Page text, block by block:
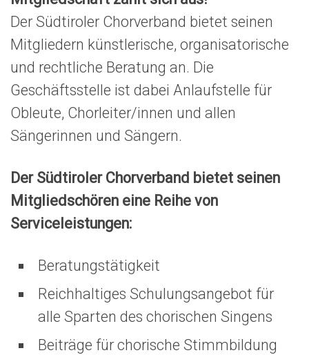
Der Südtiroler Chorverband bietet seinen
Mitgliedern künstlerische, organisatorische
und rechtliche Beratung an. Die
Geschäftsstelle ist dabei Anlaufstelle für
Obleute, Chorleiter/innen und allen
Sängerinnen und Sängern.
Der Südtiroler Chorverband bietet seinen
Mitgliedschören eine Reihe von
Serviceleistungen:
Beratungstätigkeit
Reichhaltiges Schulungsangebot für
alle Sparten des chorischen Singens
Beiträge für chorische Stimmbildung